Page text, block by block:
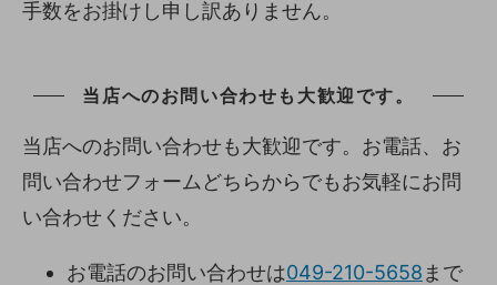
手数をお掛けし申し訳ありません。
当店へのお問い合わせも大歓迎です。
当店へのお問い合わせも大歓迎です。お電話、お
問い合わせフォームどちらからでもお気軽にお問
い合わせください。
お電話のお問い合わせは049-210-5658 まで